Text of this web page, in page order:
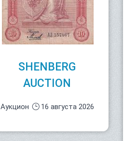
SHENBERG
AUCTION
Аукцион 16 августа 2026